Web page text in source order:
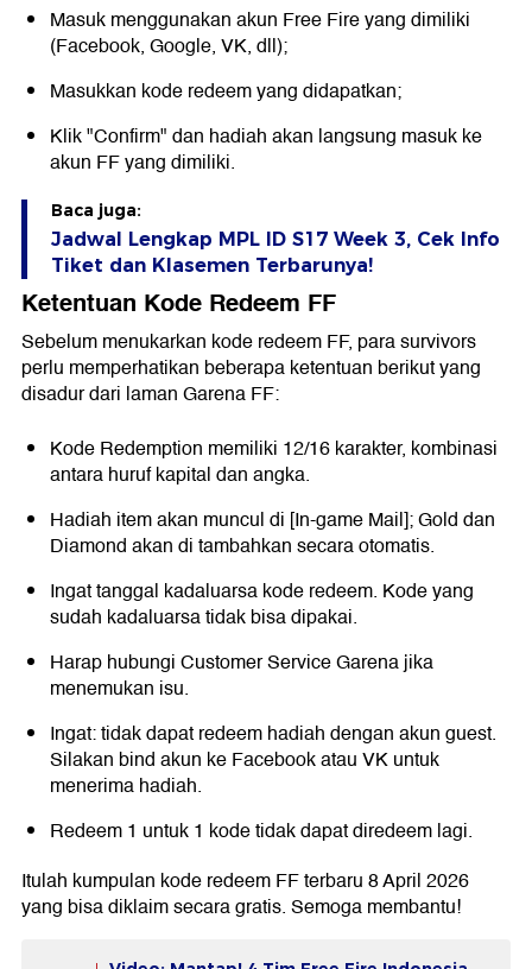
Masuk menggunakan akun Free Fire yang dimiliki
(Facebook, Google, VK, dll);
Masukkan kode redeem yang didapatkan;
Klik "Confirm" dan hadiah akan langsung masuk ke
akun FF yang dimiliki.
Baca juga:
Jadwal Lengkap MPL ID S17 Week 3, Cek Info
Tiket dan Klasemen Terbarunya!
Ketentuan Kode Redeem FF
Sebelum menukarkan kode redeem FF, para survivors
perlu memperhatikan beberapa ketentuan berikut yang
disadur dari laman Garena FF:
Kode Redemption memiliki 12/16 karakter, kombinasi
antara huruf kapital dan angka.
Hadiah item akan muncul di [In-game Mail]; Gold dan
Diamond akan di tambahkan secara otomatis.
Ingat tanggal kadaluarsa kode redeem. Kode yang
sudah kadaluarsa tidak bisa dipakai.
Harap hubungi Customer Service Garena jika
menemukan isu.
Ingat: tidak dapat redeem hadiah dengan akun guest.
Silakan bind akun ke Facebook atau VK untuk
menerima hadiah.
Redeem 1 untuk 1 kode tidak dapat diredeem lagi.
Itulah kumpulan kode redeem FF terbaru 8 April 2026
yang bisa diklaim secara gratis. Semoga membantu!